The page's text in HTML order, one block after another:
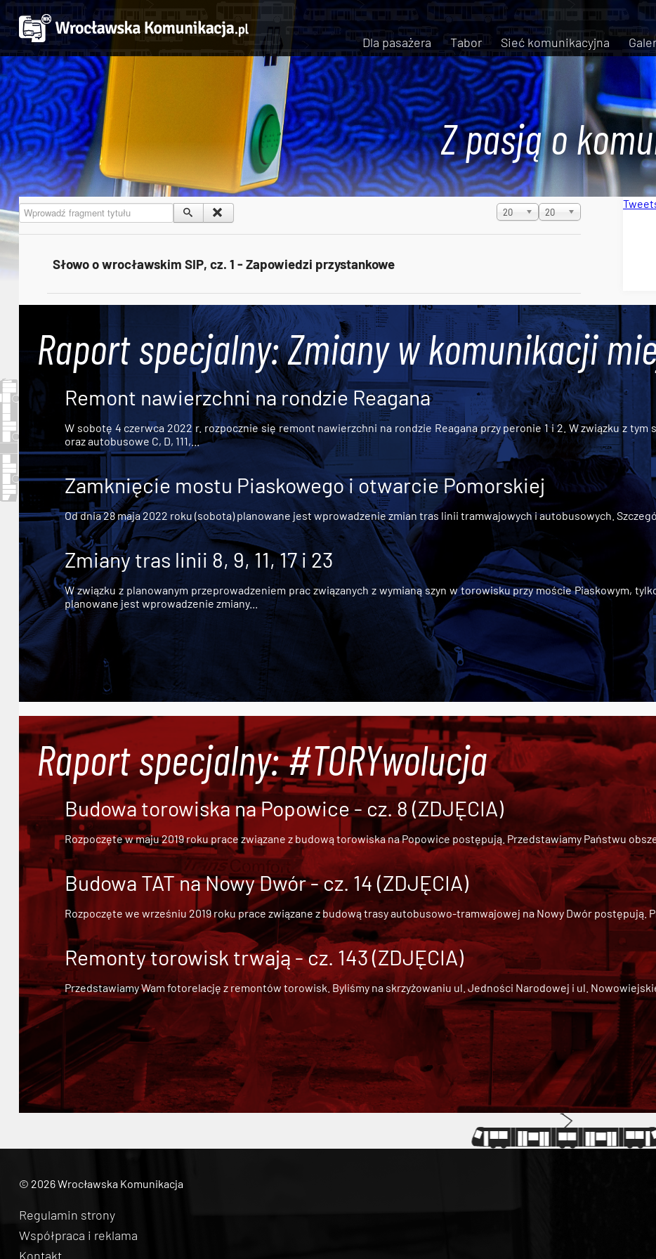
Dla pasażera Tabor Sieć komunikacyjna
Z pasją o
Wprowadź fragment tytułu Pokaż #
20 20
Słowo o wrocławskim SIP, cz. 1 - Zapowiedzi przystankowe
Raport specjalny: Zmiany w komunikacji
Remont nawierzchni na rondzie Reagana
W sobotę 4 czerwca 2022 r. rozpocznie się remont nawierzchni na rondzie Reagana przy peronie 1 i 2. W związku z tym
oraz autobusowe C, D, 111,...
Zamknięcie mostu Piaskowego i otwarcie Pomorskiej
Od dnia 28 maja 2022 roku (sobota) planowane jest wprowadzenie zmian tras linii tramwajowych i autobusowych.
Zmiany tras linii 8, 9, 11, 17 i 23
W związku z planowanym przeprowadzeniem prac związanych z wymianą szyn w torowisku przy moście Piaskowym,
planowane jest wprowadzenie zmiany...
Raport specjalny: #TORYwolucja
Budowa torowiska na Popowice - cz. 8 (ZDJĘCIA)
Rozpoczęte w maju 2019 roku prace związane z budową torowiska na Popowice postępują. Przedstawiamy Państwu
Budowa TAT na Nowy Dwór - cz. 14 (ZDJĘCIA)
Rozpoczęte we wrześniu 2019 roku prace związane zbudową trasy autobusowo-tramwajowej na Nowy Dwór postępują.
Remonty torowisk trwają - cz. 143 (ZDJĘCIA)
Przedstawiamy Wam fotorelację z remontów torowisk. Byliśmy na skrzyżowaniu ul. Jedności Narodowej i ul.
© 2026 Wrocławska Komunikacja
Regulamin strony
Współpraca i reklama
Kontakt